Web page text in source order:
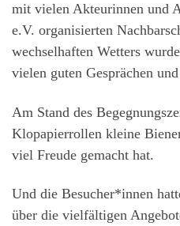
mit vielen Akteurinnen und
e.V. organisierten
wechselhaften Wetters
vielen guten Gesprächen
Am Stand des
Klopapierrollen kleine
viel Freude gemacht hat.
Und die Besucher*innen
über die vielfältigen